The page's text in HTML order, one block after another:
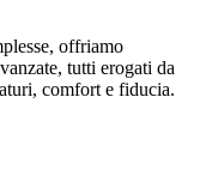
offriamo
tutti erogati da
comfort e fiducia.